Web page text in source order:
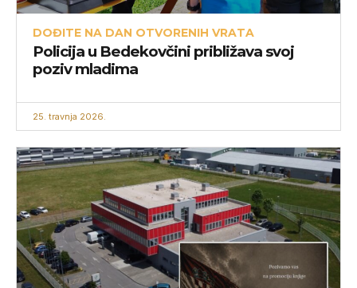
DOĐITE NA DAN OTVORENIH VRATA
Policija u Bedekovčini približava svoj
poziv mladima
25. travnja 2026.